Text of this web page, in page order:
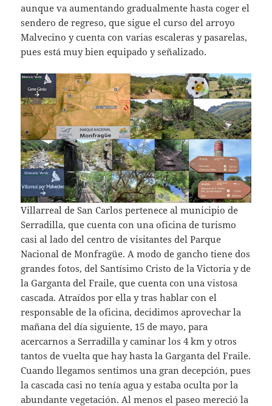
aunque va aumentando gradualmente hasta coger el
sendero de regreso, que sigue el curso del arroyo
Malvecino y cuenta con varias escaleras y pasarelas,
pues está muy bien equipado y señalizado.
Villarreal de San Carlos pertenece al municipio de
Serradilla, que cuenta con una oficina de turismo
casi al lado del centro de visitantes del Parque
Nacional de Monfragüe. A modo de gancho tiene dos
grandes fotos, del Santísimo Cristo de la Victoria y de
la Garganta del Fraile, que cuenta con una vistosa
cascada. Atraídos por ella y tras hablar con el
responsable de la oficina, decidimos aprovechar la
mañana del día siguiente, 15 de mayo, para
acercarnos a Serradilla y caminar los 4 km y otros
tantos de vuelta que hay hasta la Garganta del Fraile.
Cuando llegamos sentimos una gran decepción, pues
la cascada casi no tenía agua y estaba oculta por la
abundante vegetación. Al menos el paseo mereció la